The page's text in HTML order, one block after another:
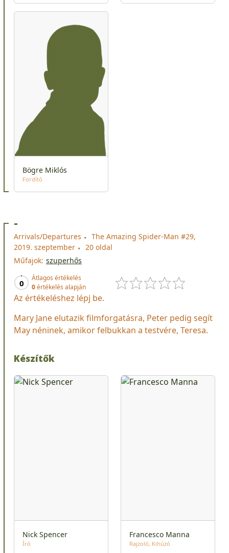
Bögre Miklós
Fordító
-
Arrivals/Departures
The Amazing Spider-Man #29,
2019. szeptember
20 oldal
Műfajok: szuperhős
0
Átlagos értékelés
0értékelés alapján
Az értékeléshez lépj be.
Mary Jane elutazik filmforgatásra, Peter pedig segít
May néninek, amikor felbukkan a testvére, Teresa.
Készítők
Nick Spencer
Író
Francesco Manna
Rajzoló Kihúzó